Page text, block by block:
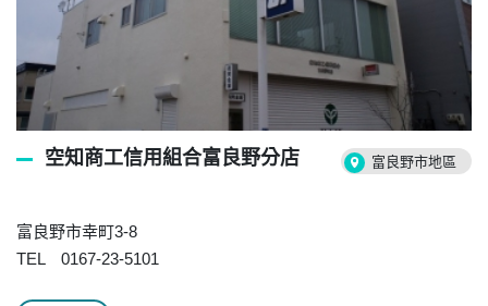
空知商工信用組合富良野分店 富良野市地區
富良野市幸町3-8
TEL 0167-23-5101